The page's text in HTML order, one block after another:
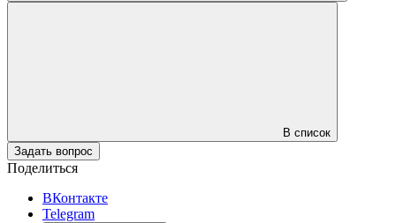
В список
Задать вопрос
Поделиться
ВКонтакте
Telegram